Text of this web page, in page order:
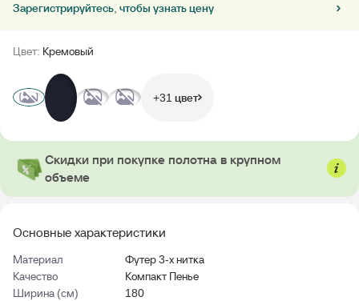
Основные характеристики
Материал
Футер 3-х нитка
Качество
Компакт Пенье
Ширина (см)
180
Зарегистрируйтесь, чтобы узнать цену
Цвет: Кремовый
+31 цвет
Скидки при покупке полотна в крупном
объеме